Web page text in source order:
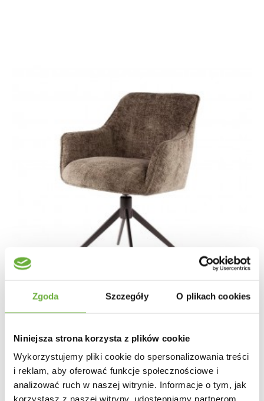
Zgoda Szczegóły O plikach cookies
Niniejsza strona korzysta z plików cookie
Wykorzystujemy pliki cookie do spersonalizowania treści
i reklam, aby oferować funkcje społecznościowe i
analizować ruch w naszej witrynie. Informacje o tym, jak
korzystasz z naszej witryny, udostępniamy partnerom
KRZESŁO OBROTOWE KARA SZARE
1 004,83 zł1 196,23 zł -16%